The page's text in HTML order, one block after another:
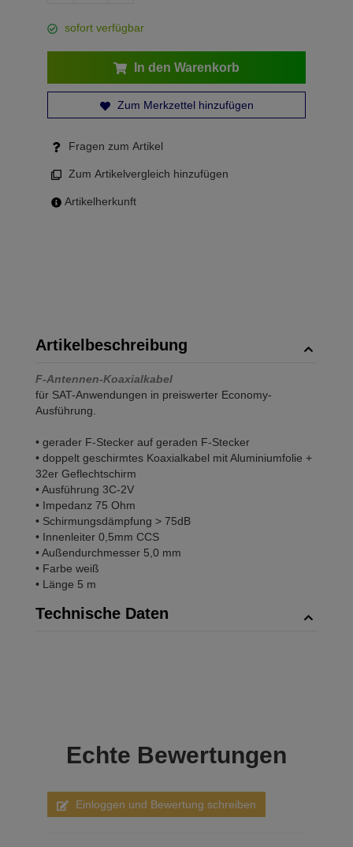
sofort verfügbar
In den Warenkorb
Zum Merkzettel hinzufügen
Fragen zum Artikel
Zum Artikelvergleich hinzufügen
Artikelherkunft
Artikelbeschreibung
F-Antennen-Koaxialkabel
für SAT-Anwendungen in preiswerter Economy-
Ausführung.
• gerader F-Stecker auf geraden F-Stecker
• doppelt geschirmtes Koaxialkabel mit Aluminiumfolie +
32er Geflechtschirm
• Ausführung 3C-2V
• Impedanz 75 Ohm
• Schirmungsdämpfung > 75dB
• Innenleiter 0,5mm CCS
• Außendurchmesser 5,0 mm
• Farbe weiß
• Länge 5 m
Technische Daten
Echte Bewertungen
Einloggen und Bewertung schreiben